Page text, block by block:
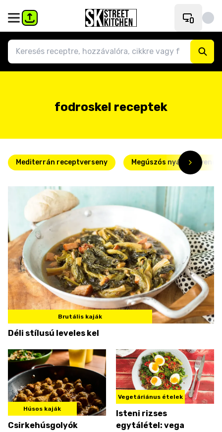
fodroskel receptek
Mediterrán receptverseny Megúszós nyári
Brutális kaják
Déli stílusú leveles kel
Húsos kaják
Csirkehúsgolyók
Vegetáriánus ételek
Isteni rizses
egytálétel: vega